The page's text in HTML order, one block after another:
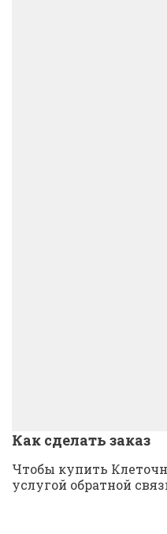
Как сделать заказ
Чтобы купить
услугой обратной